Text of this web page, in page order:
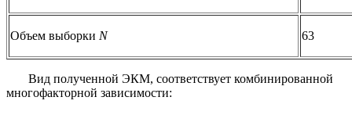
Объем выборки N 63
Вид полученной ЭКМ, соответствует комбинированной
многофакторной зависимости: